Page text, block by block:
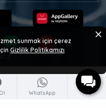
WhatsApp Ara
sunmak için çerez
Gizlilik Politikamızı